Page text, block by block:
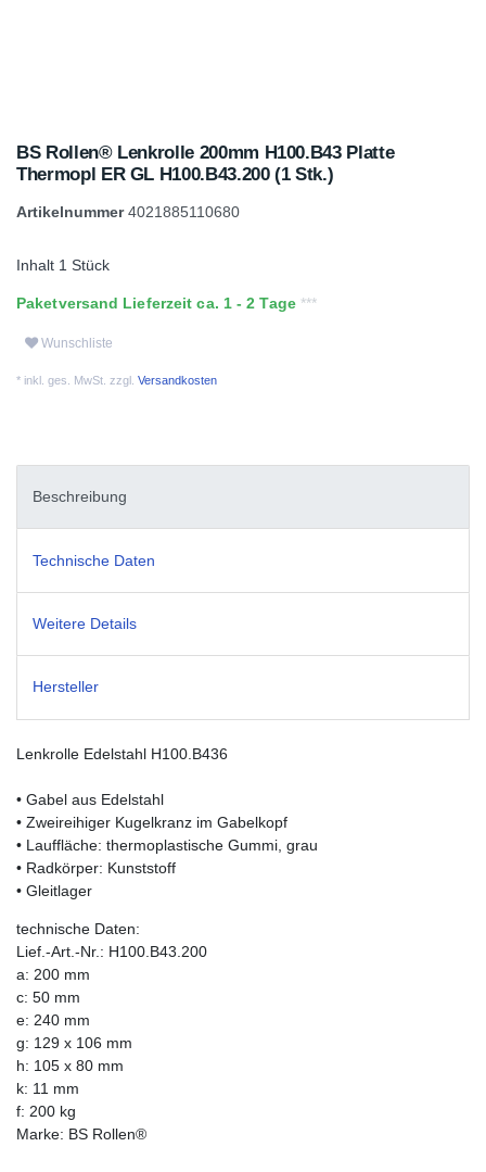
BS Rollen® Lenkrolle 200mm H100.B43 Platte
Thermopl ER GL H100.B43.200 (1 Stk.)
Artikelnummer4021885110680
Inhalt 1 Stück
Paketversand Lieferzeit ca. 1 - 2 Tage
Wunschliste
* inkl. ges. MwSt. zzgl. Versandkosten
Beschreibung
Technische Daten
Weitere Details
Hersteller
Lenkrolle Edelstahl H100.B436
• Gabel aus Edelstahl
• Zweireihiger Kugelkranz im Gabelkopf
• Lauffläche: thermoplastische Gummi, grau
• Radkörper: Kunststoff
• Gleitlager
technische Daten:
Lief.-Art.-Nr.: H100.B43.200
a: 200 mm
c: 50 mm
e: 240 mm
g: 129 x 106 mm
h: 105 x 80 mm
k: 11 mm
f: 200 kg
Marke: BS Rollen®